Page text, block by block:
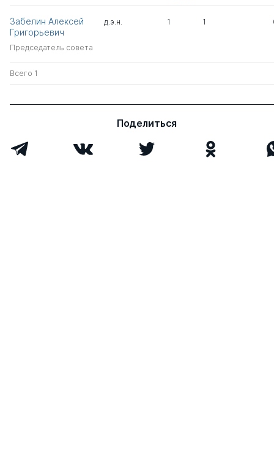
Забелин Алексей
Григорьевич
Председатель совета
д.э.н. 1 1
Всего 1
Поделиться